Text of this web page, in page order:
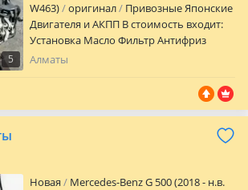
5
W463)
оригинал
Привозные Японские
Двигателя и АКПП В стоимость входит:
Установка Масло Фильтр Антифриз
Установка двигателя "под ключ"
НИКАКИХ ПРЕДОПЛАТ, ОПЛАТА ТОЛЬКО
ПОСЛЕ РЕЗУЛЬТАТА, не нужно тратить
время на поиски мастеров, сто,
несправности, замена на другой мотор
Алматы
Новая Mercedes-Benz G 500 (2018 - н.в.